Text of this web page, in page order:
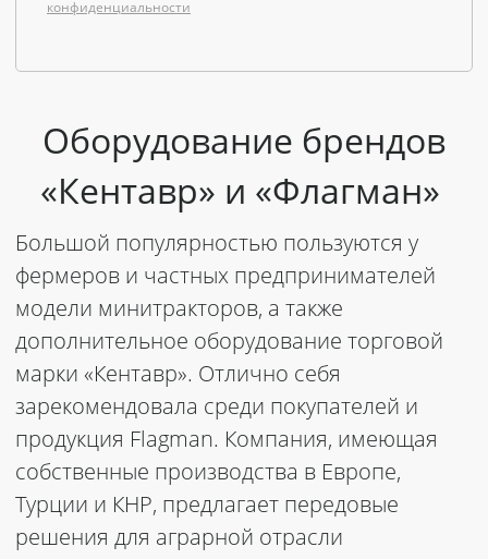
конфиденциальности
Оборудование брендов
«Кентавр» и «Флагман»
Большой популярностью пользуются у
фермеров и частных предпринимателей
модели минитракторов, а также
дополнительное оборудование торговой
марки «Кентавр». Отлично себя
зарекомендовала среди покупателей и
продукция Flagman. Компания, имеющая
собственные производства в Европе,
Турции и КНР, предлагает передовые
решения для аграрной отрасли